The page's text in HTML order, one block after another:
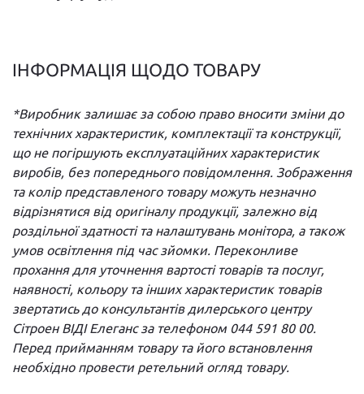
ІНФОРМАЦІЯ ЩОДО ТОВАРУ
*Виробник залишає за собою право вносити зміни до
технічних характеристик, комплектації та конструкції,
що не погіршують експлуатаційних характеристик
виробів, без попереднього повідомлення. Зображення
та колір представленого товару можуть незначно
відрізнятися від оригіналу продукції, залежно від
роздільної здатності та налаштувань монітора, а також
умов освітлення під час зйомки. Переконливе
прохання для уточнення вартості товарів та послуг,
наявності, кольору та інших характеристик товарів
звертатись до консультантів дилерського центру
Сітроен ВІДІ Елеганс за телефоном 044 591 80 00.
Перед прийманням товару та його встановлення
необхідно провести ретельний огляд товару.